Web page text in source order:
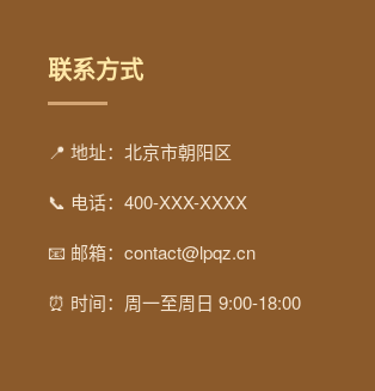
联系方式
📍 地址：北京市朝阳区
📞 电话：400-XXX-XXXX
📧 邮箱：contact@lpqz.cn
⏰ 时间：周一至周日 9:00-18:00